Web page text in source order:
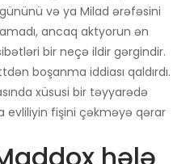
və ya Milad ərəfəsini
ancaq aktyorun ən
bir neçə ildir gərgindir.
boşanma iddiası qaldırdı.
xüsusi bir təyyarədə
evliliyin fişini çəkməyə qərar